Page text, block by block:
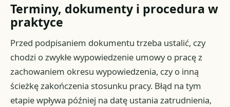
Terminy, dokumenty i procedura w
praktyce
Przed podpisaniem dokumentu trzeba ustalić, czy
chodzi o zwykłe wypowiedzenie umowy o pracę z
zachowaniem okresu wypowiedzenia, czy o inną
ścieżkę zakończenia stosunku pracy. Błąd na tym
etapie wpływa później na datę ustania zatrudnienia,